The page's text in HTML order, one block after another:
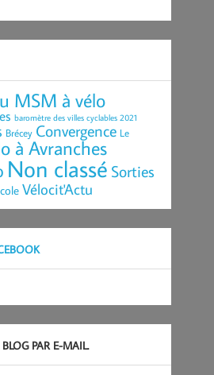
MSM à vélo
baromètre des villes cyclables 2021
Brécey Convergence Le
à Avranches
Non classé Sorties
Vélocit'Actu
PAR E-MAIL.